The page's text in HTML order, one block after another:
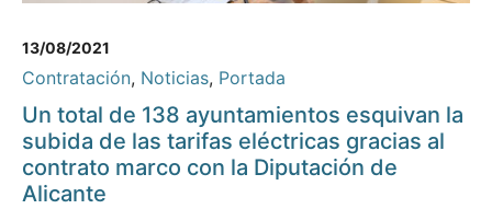
13/08/2021
Contratación, Noticias, Portada
Un total de 138 ayuntamientos esquivan la
subida de las tarifas eléctricas gracias al
contrato marco con la Diputación de
Alicante